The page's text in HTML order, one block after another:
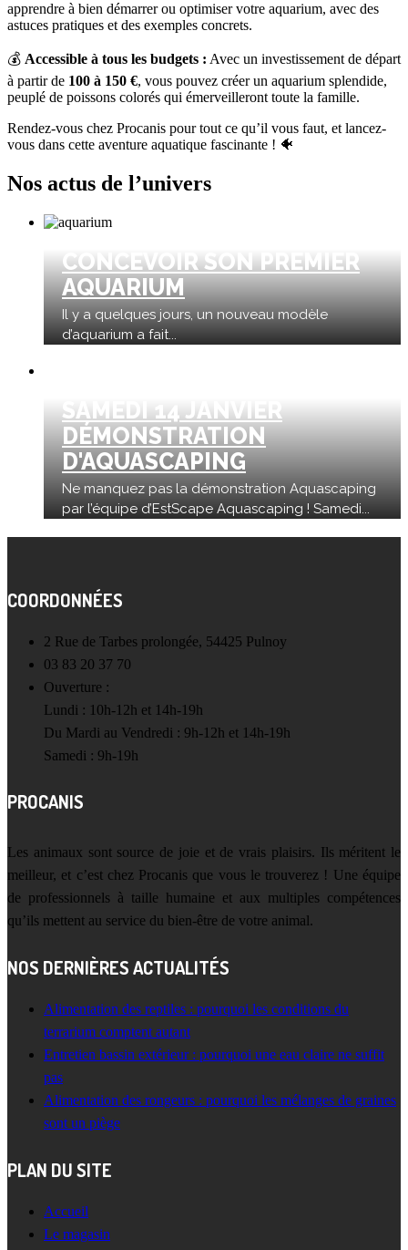
apprendre à bien démarrer ou optimiser votre aquarium, avec des
astuces pratiques et des exemples concrets.
💰 Accessible à tous les budgets : Avec un investissement de départ
à partir de 100 à 150 €, vous pouvez créer un aquarium splendide,
peuplé de poissons colorés qui émerveilleront toute la famille.
Rendez-vous chez Procanis pour tout ce qu’il vous faut, et lancez-
vous dans cette aventure aquatique fascinante ! 🐠
Nos actus de l’univers
CONCEVOIR SON PREMIER
AQUARIUM
Il y a quelques jours, un nouveau modèle
d’aquarium a fait...
SAMEDI 14 JANVIER
DÉMONSTRATION
D'AQUASCAPING
Ne manquez pas la démonstration Aquascaping
par l’équipe d’EstScape Aquascaping ! Samedi...
COORDONNÉES
2 Rue de Tarbes prolongée, 54425 Pulnoy
03 83 20 37 70
Ouverture :
Lundi : 10h-12h et 14h-19h
Du Mardi au Vendredi : 9h-12h et 14h-19h
Samedi : 9h-19h
PROCANIS
Les animaux sont source de joie et de vrais plaisirs. Ils méritent le
meilleur, et c’est chez Procanis que vous le trouverez ! Une équipe
de professionnels à taille humaine et aux multiples compétences
qu’ils mettent au service du bien-être de votre animal.
NOS DERNIÈRES ACTUALITÉS
Alimentation des reptiles : pourquoi les conditions du
terrarium comptent autant
Entretien bassin extérieur : pourquoi une eau claire ne suffit
pas
Alimentation des rongeurs : pourquoi les mélanges de graines
sont un piège
PLAN DU SITE
Accueil
Le magasin